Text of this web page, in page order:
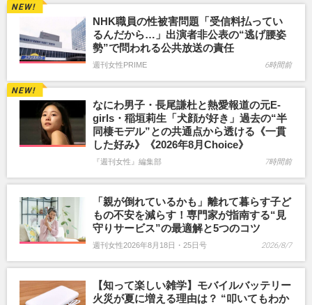
NHK職員の性被害問題「受信料払ってい
るんだから…」出演者非公表の“逃げ腰姿
勢”で問われる公共放送の責任
週刊女性PRIME 6時間前
なにわ男子・長尾謙杜と熱愛報道の元E-
girls・稲垣莉生「犬顔が好き」過去の“半
同棲モデル”との共通点から透ける《一貫
した好み》《2026年8月Choice》
『週刊女性』編集部 7時間前
「親が倒れているかも」離れて暮らす子ど
もの不安を減らす！専門家が指南する“見
守りサービス”の最適解と5つのコツ
週刊女性2026年8月18日・25日号 2026/8/7
【知って楽しい雑学】モバイルバッテリー
火災が夏に増える理由は？ “叩いてもわか